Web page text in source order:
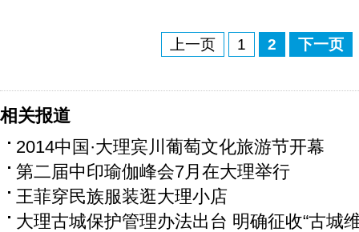
上一页 1 2 下一页
相关报道
2014中国·大理宾川葡萄文化旅游节开幕
第二届中印瑜伽峰会7月在大理举行
王菲穿民族服装逛大理小店
大理古城保护管理办法出台 明确征收“古城